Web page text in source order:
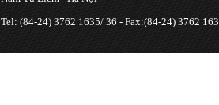
Tel: (84-24) 3762 1635/ 36 - Fax:(84-24) 3762